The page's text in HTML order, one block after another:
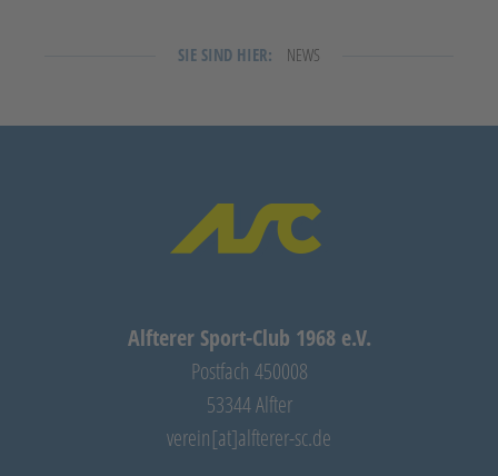
SIE SIND HIER: NEWS
Alfterer Sport-Club 1968 e.V.
Postfach 450008
53344 Alfter
verein[at]alfterer-sc.de